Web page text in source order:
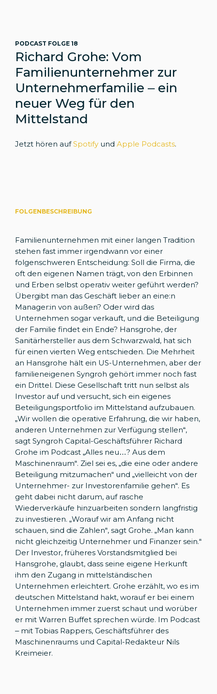
PODCAST FOLGE 18
Richard Grohe: Vom
Familienunternehmer zur
Unternehmerfamilie – ein
neuer Weg für den
Mittelstand
Jetzt hören aufSpotify undApple Podcasts.
FOLGENBESCHREIBUNG
Familienunternehmen mit einer langen Tradition
stehen fast immer irgendwann vor einer
folgenschweren Entscheidung: Soll die Firma, die
oft den eigenen Namen trägt, von den Erbinnen
und Erben selbst operativ weiter geführt werden?
Übergibt man das Geschäft lieber an eine:n
Manager:in von außen? Oder wird das
Unternehmen sogar verkauft, und die Beteiligung
der Familie findet ein Ende? Hansgrohe, der
Sanitärhersteller aus dem Schwarzwald, hat sich
für einen vierten Weg entschieden. Die Mehrheit
an Hansgrohe hält ein US-Unternehmen, aber der
familieneigenen Syngroh gehört immer noch fast
ein Drittel. Diese Gesellschaft tritt nun selbst als
Investor auf und versucht, sich ein eigenes
Beteiligungsportfolio im Mittelstand aufzubauen.
„Wir wollen die operative Erfahrung, die wir haben,
anderen Unternehmen zur Verfügung stellen“,
sagt Syngroh Capital-Geschäftsführer Richard
Grohe im Podcast „Alles neu…? Aus dem
Maschinenraum“. Ziel sei es, „die eine oder andere
Beteiligung mitzumachen“ und „vielleicht von der
Unternehmer- zur Investorenfamilie gehen“. Es
geht dabei nicht darum, auf rasche
Wiederverkäufe hinzuarbeiten sondern langfristig
zu investieren. „Worauf wir am Anfang nicht
schauen, sind die Zahlen“, sagt Grohe. „Man kann
nicht gleichzeitig Unternehmer und Finanzer sein.“
Der Investor, früheres Vorstandsmitglied bei
Hansgrohe, glaubt, dass seine eigene Herkunft
ihm den Zugang in mittelständischen
Unternehmen erleichtert. Grohe erzählt, wo es im
deutschen Mittelstand hakt, worauf er bei einem
Unternehmen immer zuerst schaut und worüber
er mit Warren Buffet sprechen würde. Im Podcast
– mit Tobias Rappers, Geschäftsführer des
Maschinenraums und Capital-Redakteur Nils
Kreimeier.